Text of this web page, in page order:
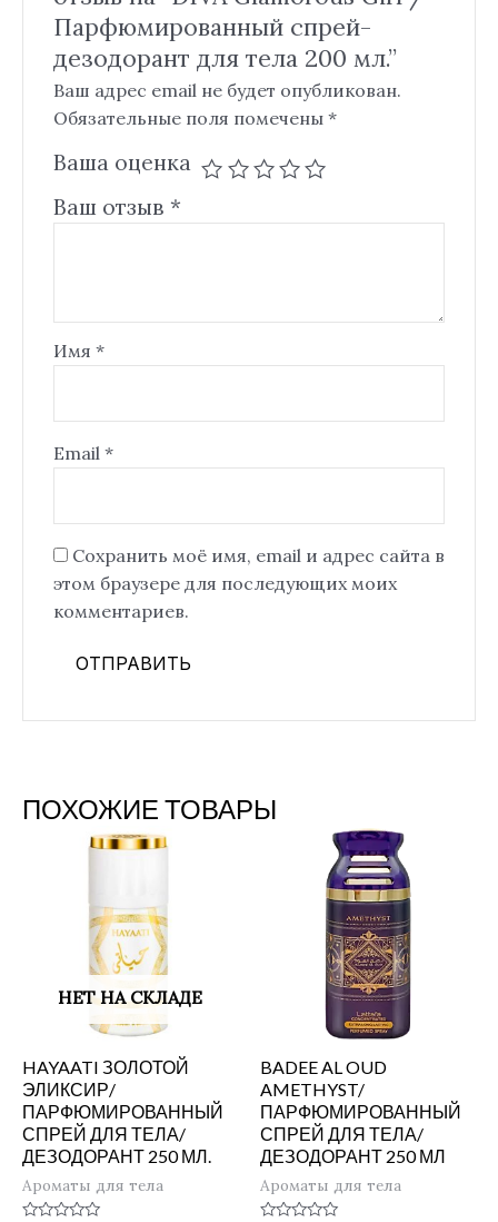
Парфюмированный спрей-
дезодорант для тела 200 мл.”
Ваш адрес email не будет опубликован.
Обязательные поля помечены *
Ваша оценка
Ваш отзыв *
Имя *
Email *
Сохранить моё имя, email и адрес сайта в
этом браузере для последующих моих
комментариев.
ПОХОЖИЕ ТОВАРЫ
НЕТ НА СКЛАДЕ
HAYAATI ЗОЛОТОЙ
ЭЛИКСИР/
ПАРФЮМИРОВАННЫЙ
СПРЕЙ ДЛЯ ТЕЛА/
ДЕЗОДОРАНТ 250 МЛ.
Ароматы для тела
BADEE AL OUD
AMETHYST/
ПАРФЮМИРОВАННЫЙ
СПРЕЙ ДЛЯ ТЕЛА/
ДЕЗОДОРАНТ 250 МЛ
Ароматы для тела